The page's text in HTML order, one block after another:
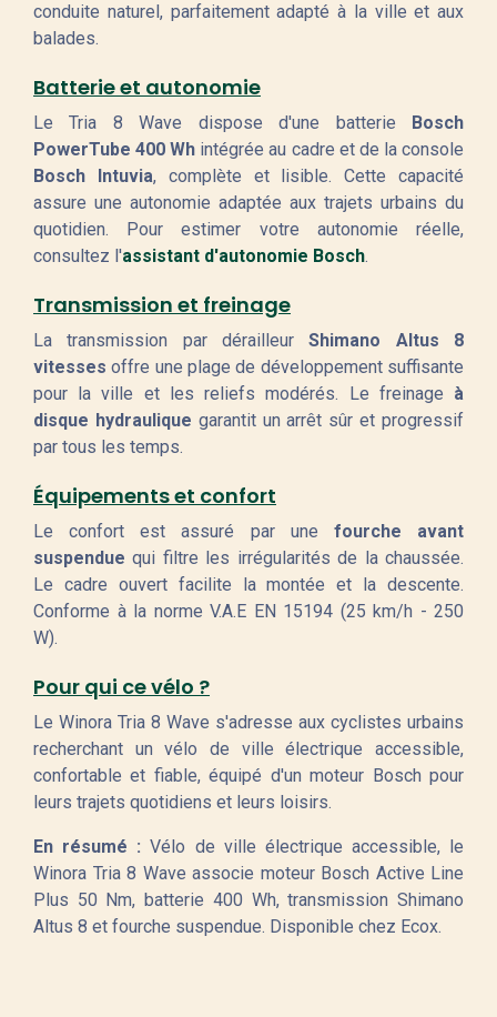
conduite naturel, parfaitement adapté à la ville et aux
balades.
Batterie et autonomie
Le Tria 8 Wave dispose d'une batterie
Bosch
PowerTube 400 Wh intégrée au cadre et de la console
Bosch Intuvia, complète et lisible. Cette capacité
assure une autonomie adaptée aux trajets urbains du
quotidien. Pour estimer votre autonomie réelle,
consultez l'assistant d'autonomie Bosch.
Transmission et freinage
La transmission par dérailleurShimano Altus 8
vitesses offre une plage de développement suffisante
pour la ville et les reliefs modérés. Le freinage à
disque hydraulique garantit un arrêt sûr et progressif
par tous les temps.
Équipements et confort
Le confort est assuré par une fourche avant
suspendue qui filtre les irrégularités de la chaussée.
Le cadre ouvert facilite la montée et la descente.
Conforme à la norme V.A.E EN 15194 (25 km/h - 250
W).
Pour qui ce vélo ?
Le Winora Tria 8 Wave s'adresse aux cyclistes urbains
recherchant un vélo de ville électrique accessible,
confortable et fiable, équipé d'un moteur Bosch pour
leurs trajets quotidiens et leurs loisirs.
En résumé : Vélo de ville électrique accessible, le
Winora Tria 8 Wave associe moteur Bosch Active Line
Plus 50 Nm, batterie 400 Wh, transmission Shimano
Altus 8 et fourche suspendue. Disponible chez Ecox.